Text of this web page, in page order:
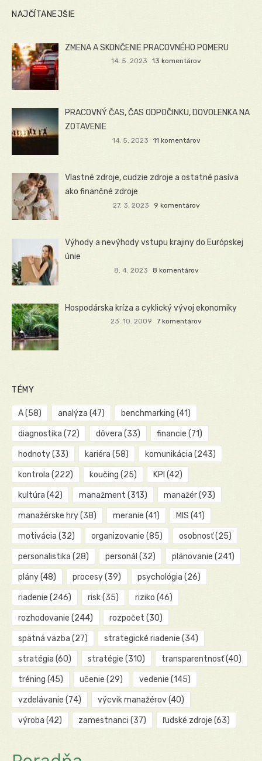
NAJČÍTANEJŠIE
ZMENA A SKONČENIE PRACOVNÉHO POMERU
14. 5. 2023 13 komentárov
PRACOVNÝ ČAS, ČAS ODPOČINKU, DOVOLENKA NA
ZOTAVENIE
14. 5. 2023 11 komentárov
Vlastné zdroje, cudzie zdroje a ostatné pasíva
ako finančné zdroje
27. 3. 2023 9 komentárov
Výhody a nevýhody vstupu krajiny do Európskej
únie
8. 4. 2023 8 komentárov
Hospodárska kríza a cyklický vývoj ekonomiky
23. 10. 2009 7 komentárov
TÉMY
A(58) analýza (47) benchmarking (41)
diagnostika (72) dôvera (33) financie (71)
hodnoty(33) kariéra (58) komunikácia (243)
kontrola (222) koučing (25) KPI (42)
kultúra (42) manažment (313) manažér(93)
manažérske hry(38) meranie (41) MIS (41)
motivácia (32) organizovanie (85) osobnosť(25)
personalistika (28) personál (32) plánovanie (241)
plány(48) procesy(39) psychológia (26)
riadenie (246) risk(35) riziko (46)
rozhodovanie (244) rozpočet (30)
spätná väzba (27) strategické riadenie (34)
stratégia (60) stratégie (310) transparentnosť(40)
tréning (45) učenie (29) vedenie (145)
vzdelávanie (74) výcvik manažérov(40)
výroba (42) zamestnanci (37) ľudské zdroje (63)